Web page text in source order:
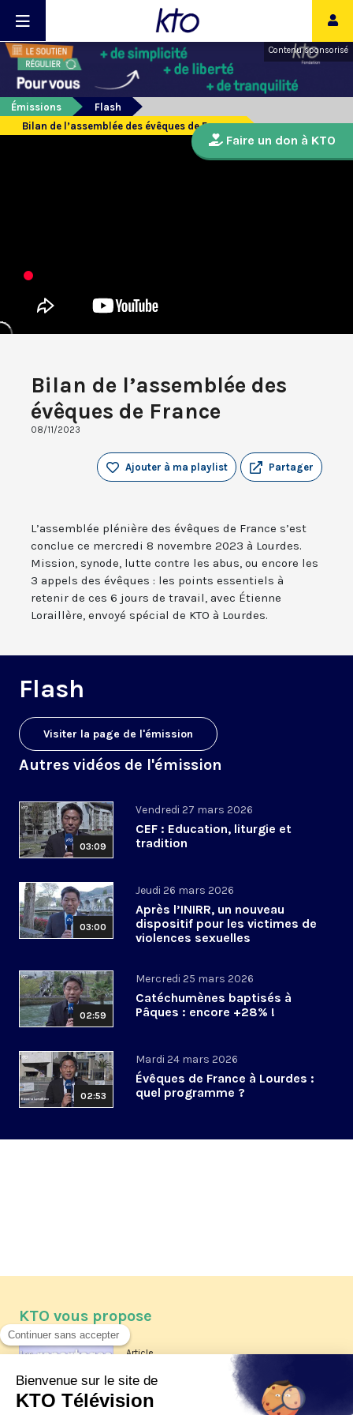
Contenu sponsorisé
Émissions
Flash
Bilan de l’assemblée des évêques de France
Bilan de l’assemblée des
évêques de France
08/11/2023
Partager
Ajouter à ma playlist
L’assemblée plénière des évêques de France s’est
conclue ce mercredi 8 novembre 2023 à Lourdes.
Mission, synode, lutte contre les abus, ou encore les
3 appels des évêques : les points essentiels à
retenir de ces 6 jours de travail, avec Étienne
Loraillère, envoyé spécial de KTO à Lourdes.
Flash
Visiter la page de l'émission
Autres vidéos de l'émission
03:09
Vendredi 27 mars 2026
CEF : Education, liturgie et
tradition
03:00
Jeudi 26 mars 2026
Après l’INIRR, un nouveau
dispositif pour les victimes de
violences sexuelles
02:59
Mercredi 25 mars 2026
Catéchumènes baptisés à
Pâques : encore +28% !
02:53
Mardi 24 mars 2026
Évêques de France à Lourdes :
quel programme ?
Faire un don à KTO
KTO vous propose
Article
Les reportages d'été 2026 de KTO